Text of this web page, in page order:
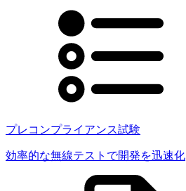
プレコンプライアンス試験
効率的な無線テストで開発を迅速化